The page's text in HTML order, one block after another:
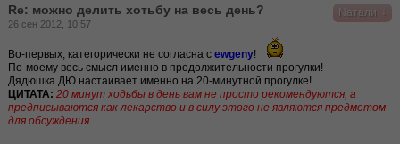
Nатали
Re: можно делить хотьбу на весь день?
26 сен 2012, 10:57
Во-первых, категорически не согласна с ewgeny!
По-моему весь смысл именно в продолжительности прогулки!
Дядюшка ДЮ настаивает именно на 20-минутной прогулке!
ЦИТАТА: 20 минут ходьбы в день вам не просто рекомендуются, а
предписываются как лекарство и в силу этого не являются предметом
для обсуждения.